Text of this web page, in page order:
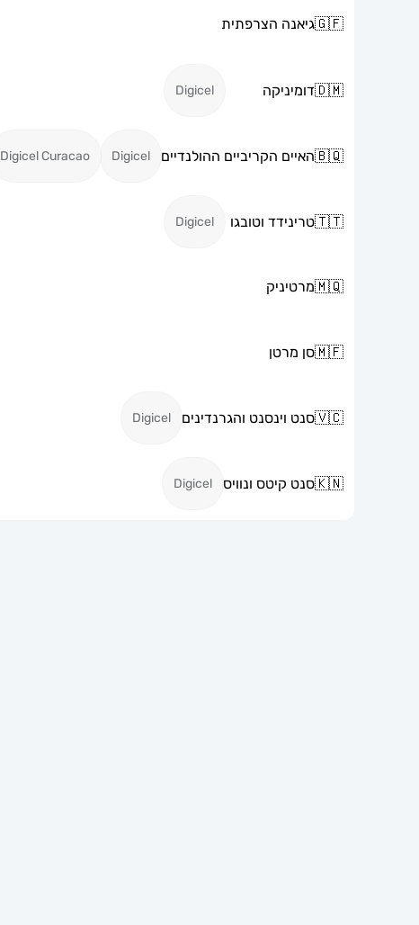
🇬🇫גיאנה הצרפתית
🇩🇲דומיניקה Digicel
🇧🇶האיים הקריביים ההולנדיים Digicel
Digicel Curacao
🇹🇹טרינידד וטובגו Digicel
🇲🇶מרטיניק
🇲🇫סן מרטן
🇻🇨סנט וינסנט והגרנדינים Digicel
🇰🇳סנט קיטס ונוויס Digicel